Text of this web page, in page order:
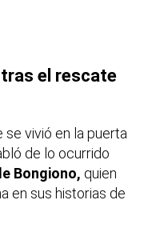
tras el rescate
vivió en la puerta
de lo ocurrido
Bongiono, quien
en sus historias de